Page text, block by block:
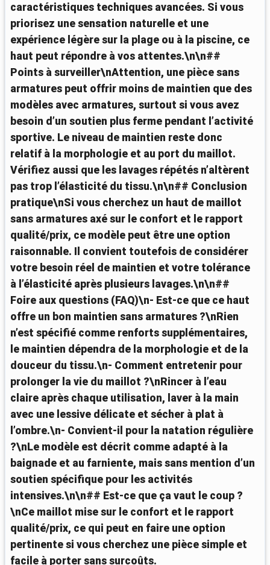
caractéristiques techniques avancées. Si vous
priorisez une sensation naturelle et une
expérience légère sur la plage ou à la piscine, ce
haut peut répondre à vos attentes.\n\n##
Points à surveiller\nAttention, une pièce sans
armatures peut offrir moins de maintien que des
modèles avec armatures, surtout si vous avez
besoin d’un soutien plus ferme pendant l’activité
sportive. Le niveau de maintien reste donc
relatif à la morphologie et au port du maillot.
Vérifiez aussi que les lavages répétés n’altèrent
pas trop l’élasticité du tissu.\n\n## Conclusion
pratique\nSi vous cherchez un haut de maillot
sans armatures axé sur le confort et le rapport
qualité/prix, ce modèle peut être une option
raisonnable. Il convient toutefois de considérer
votre besoin réel de maintien et votre tolérance
à l’élasticité après plusieurs lavages.\n\n##
Foire aux questions (FAQ)\n- Est-ce que ce haut
offre un bon maintien sans armatures ?\nRien
n’est spécifié comme renforts supplémentaires,
le maintien dépendra de la morphologie et de la
douceur du tissu.\n- Comment entretenir pour
prolonger la vie du maillot ?\nRincer à l’eau
claire après chaque utilisation, laver à la main
avec une lessive délicate et sécher à plat à
l’ombre.\n- Convient-il pour la natation régulière
?\nLe modèle est décrit comme adapté à la
baignade et au farniente, mais sans mention d’un
soutien spécifique pour les activités
intensives.\n\n## Est-ce que ça vaut le coup ?
\nCe maillot mise sur le confort et le rapport
qualité/prix, ce qui peut en faire une option
pertinente si vous cherchez une pièce simple et
facile à porter sans surcoûts.